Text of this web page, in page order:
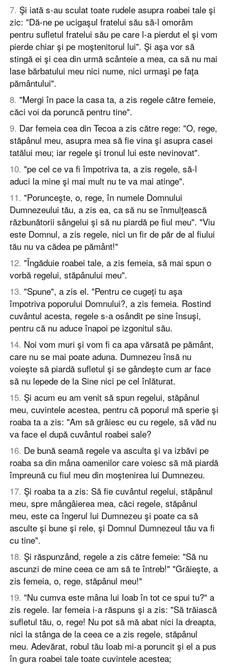
7. Şi iată s-au sculat toate rudele asupra roabei tale şi
zic: "Dă-ne pe ucigaşul fratelui său să-l omorâm
pentru sufletul fratelui său pe care l-a pierdut el şi vom
pierde chiar şi pe moştenitorul lui". Şi aşa vor să
stingă ei şi cea din urmă scânteie a mea, ca să nu mai
lase bărbatului meu nici nume, nici urmaşi pe faţa
pământului".
8. "Mergi în pace la casa ta, a zis regele către femeie,
căci voi da poruncă pentru tine".
9. Dar femeia cea din Tecoa a zis către rege: "O, rege,
stăpânul meu, asupra mea să fie vina şi asupra casei
tatălui meu; iar regele şi tronul lui este nevinovat".
10. "pe cel ce va fi împotriva ta, a zis regele, să-l
aduci la mine şi mai mult nu te va mai atinge".
11. "Porunceşte, o, rege, în numele Domnului
Dumnezeului tău, a zis ea, ca să nu se înmulţească
răzbunătorii sângelui şi să nu piardă pe fiul meu". "Viu
este Domnul, a zis regele, nici un fir de păr de al fiului
tău nu va cădea pe pământ!"
12. "Îngăduie roabei tale, a zis femeia, să mai spun o
vorbă regelui, stăpânului meu".
13. "Spune", a zis el. "Pentru ce cugeţi tu aşa
împotriva poporului Domnului?, a zis femeia. Rostind
cuvântul acesta, regele s-a osândit pe sine însuşi,
pentru că nu aduce înapoi pe izgonitul său.
14. Noi vom muri şi vom fi ca apa vărsată pe pământ,
care nu se mai poate aduna. Dumnezeu însă nu
voieşte să piardă sufletul şi se gândeşte cum ar face
să nu lepede de la Sine nici pe cel înlăturat.
15. Şi acum eu am venit să spun regelui, stăpânul
meu, cuvintele acestea, pentru că poporul mă sperie şi
roaba ta a zis: "Am să grăiesc eu cu regele, să văd nu
va face el după cuvântul roabei sale?
16. De bună seamă regele va asculta şi va izbăvi pe
roaba sa din mâna oamenilor care voiesc să mă piardă
împreună cu fiul meu din moştenirea lui Dumnezeu.
17. Şi roaba ta a zis: Să fie cuvântul regelui, stăpânul
meu, spre mângâierea mea, căci regele, stăpânul
meu, este ca îngerul lui Dumnezeu şi poate ca să
asculte şi bune şi rele, şi Domnul Dumnezeul tău va fi
cu tine".
18. Şi răspunzând, regele a zis către femeie: "Să nu
ascunzi de mine ceea ce am să te întreb!" "Grăieşte, a
zis femeia, o, rege, stăpânul meu!"
19. "Nu cumva este mâna lui Ioab în tot ce spui tu?" a
zis regele. Iar femeia i-a răspuns şi a zis: "Să trăiască
sufletul tău, o, rege! Nu pot să mă abat nici la dreapta,
nici la stânga de la ceea ce a zis regele, stăpânul
meu. Adevărat, robul tău Ioab mi-a poruncit şi el a pus
în gura roabei tale toate cuvintele acestea;